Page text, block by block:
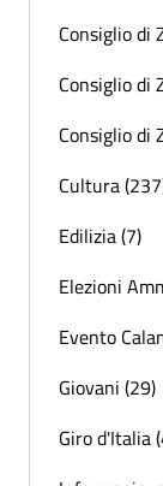
Consiglio di
Consiglio di
Consiglio di
Cultura
Edilizia (7)
Elezioni
Evento
Giovani (29)
Giro d'Italia